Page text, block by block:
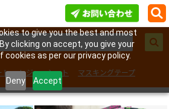
to give you the best and most
clicking on accept, you give your
as per our privacy policy.
Deny Accept
ト レジャーシート
マスキングテープ